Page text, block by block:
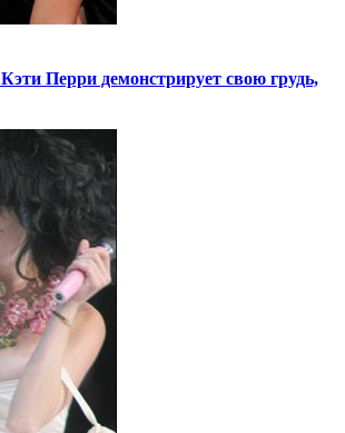
Перри демонстрирует свою грудь,